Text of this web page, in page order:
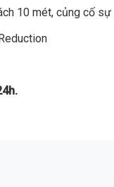
10 mét, củng cố